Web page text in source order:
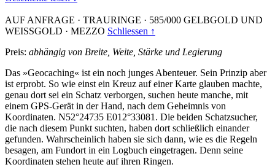
AUF ANFRAGE · TRAURINGE · 585/000 GELBGOLD UND
WEISSGOLD · MEZZO Schliessen ↑
Preis: abhängig von Breite, Weite, Stärke und Legierung
Das »Geocaching« ist ein noch junges Abenteuer. Sein Prinzip aber
ist erprobt. So wie einst ein Kreuz auf einer Karte glauben machte,
genau dort sei ein Schatz verborgen, suchen heute manche, mit
einem GPS-Gerät in der Hand, nach dem Geheimnis von
Koordinaten. N52°24735 E012°33081. Die beiden Schatzsucher,
die nach diesem Punkt suchten, haben dort schließlich einander
gefunden. Wahrscheinlich haben sie sich dann, wie es die Regeln
besagen, am Fundort in ein Logbuch eingetragen. Denn seine
Koordinaten stehen heute auf ihren Ringen.